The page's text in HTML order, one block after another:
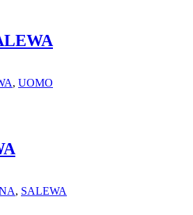
, UOMO
, SALEWA